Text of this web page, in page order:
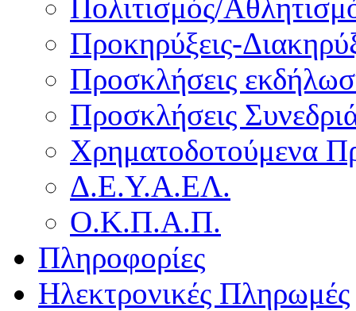
Πολιτισμός/
Προκηρύξεις-
Προσκλήσεις
Προσκλήσεις
Χρηματοδοτούμενα
Δ.Ε.Υ.Α.ΕΛ.
Ο.Κ.Π.Α.Π.
Πληροφορίες
Ηλεκτρονικές Πληρωμές